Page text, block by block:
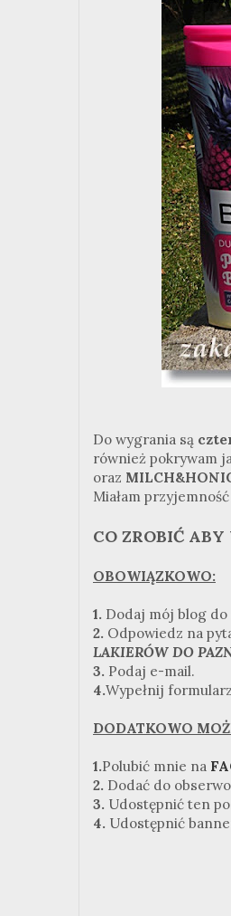
Do wygrania są
również pokrywam
oraz
Miałam
CO ZROBIĆ ABY
OBOWIĄZKOWO:
1. Dodaj mój blog
2. Odpowiedz na
LAKIERÓW DO
3. Podaj e-mail.
4.Wypełnij
DODATKOWO
1.Polubić mnie na
2. Dodać do
3. Udostępnić ten
4. Udostępnić